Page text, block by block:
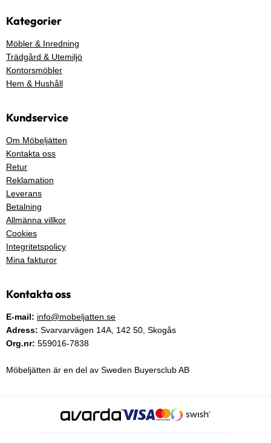
Kategorier
Möbler & Inredning
Trädgård & Utemiljö
Kontorsmöbler
Hem & Hushåll
Kundservice
Om Möbeljätten
Kontakta oss
Retur
Reklamation
Leverans
Betalning
Allmänna villkor
Cookies
Integritetspolicy
Mina fakturor
Kontakta oss
E-mail: info@mobeljatten.se
Adress: Svarvarvägen 14A, 142 50, Skogås
Org.nr: 559016-7838
Möbeljätten är en del av Sweden Buyersclub AB